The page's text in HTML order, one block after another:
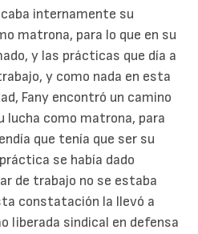
internamente su
matrona, para lo que en su
y las prácticas que día a
y como nada en esta
Fany encontró un camino
lucha como matrona, para
que tenía que ser su
se había dado
de trabajo no se estaba
constatación la llevó a
liberada sindical en defensa